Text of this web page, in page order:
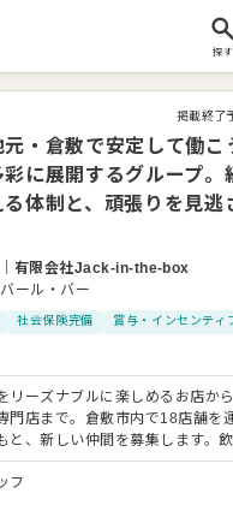
探す
掲載終了
元・倉敷で安定して働こ
に展開するグループ。
体制と、頑張りを見逃
有限会社Jack-in-the-box
ール・バー
社会保険完備
賞与・インセンティ
リーズナブルに楽しめるお店か
門店まで。倉敷市内で18店舗を
と、新しい仲間を募集します。
喜びを感じてほしい。そんな想
た環境を整えています。 【募集職種：調
フ